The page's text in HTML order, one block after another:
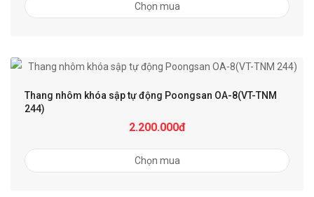
Chọn mua
Thang nhôm khóa sập tự động Poongsan OA-8(VT-TNM
244)
2.200.000đ
Chọn mua